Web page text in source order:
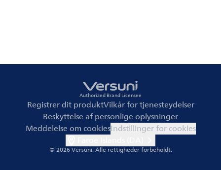
Authorized Brand Licensee
Registrer dit produktVilkår for tjenesteydelser
Beskyttelse af personlige oplysninger
Meddelelse om cookiesIndstillinger for cookies
© 2026 Versuni.Alle rettigheder forbeholdt.